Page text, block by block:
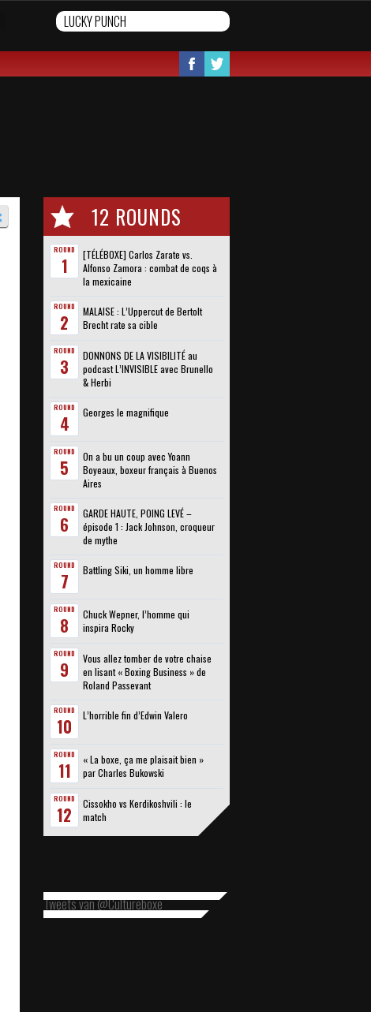
12 ROUNDS
ROUND
1
[TÉLÉBOXE] Carlos Zarate vs.
Alfonso Zamora : combat de coqs à
la mexicaine
ROUND
2
MALAISE : L’Uppercut de Bertolt
Brecht rate sa cible
ROUND
3
DONNONS DE LA VISIBILITÉ au
podcast L’INVISIBLE avec Brunello
& Herbi
ROUND
4 Georges le magnifique
ROUND
5
On a bu un coup avec Yoann
Boyeaux, boxeur français à Buenos
Aires
ROUND
6
GARDE HAUTE, POING LEVÉ –
épisode 1 : Jack Johnson, croqueur
de mythe
ROUND
7 Battling Siki, un homme libre
ROUND
8
Chuck Wepner, l’homme qui
inspira Rocky
ROUND
9
Vous allez tomber de votre chaise
en lisant « Boxing Business » de
Roland Passevant
ROUND
10 L’horrible fin d’Edwin Valero
ROUND
11
« La boxe, ça me plaisait bien »
par Charles Bukowski
ROUND
12
Cissokho vs Kerdikoshvili : le
match
Tweets van @Cultureboxe